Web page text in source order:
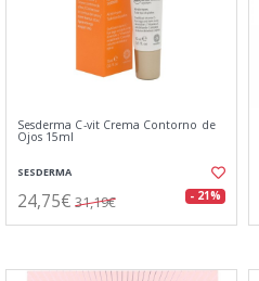
Sesderma C-vit Crema Contorno de
Ojos 15ml
SESDERMA
24,75€ 31,19€ - 21%